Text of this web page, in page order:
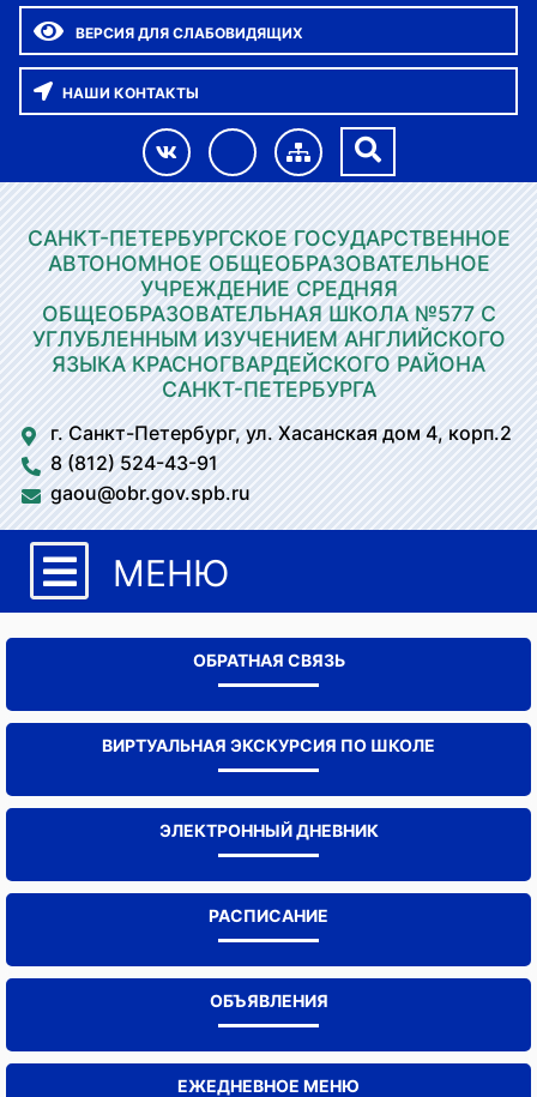
ВЕРСИЯ ДЛЯ СЛАБОВИДЯЩИХ
НАШИ КОНТАКТЫ
САНКТ-ПЕТЕРБУРГСКОЕ ГОСУДАРСТВЕННОЕ
АВТОНОМНОЕ ОБЩЕОБРАЗОВАТЕЛЬНОЕ
УЧРЕЖДЕНИЕ СРЕДНЯЯ
ОБЩЕОБРАЗОВАТЕЛЬНАЯ ШКОЛА №577 С
УГЛУБЛЕННЫМ ИЗУЧЕНИЕМ АНГЛИЙСКОГО
ЯЗЫКА КРАСНОГВАРДЕЙСКОГО РАЙОНА
САНКТ-ПЕТЕРБУРГА
г. Санкт-Петербург, ул. Хасанская дом 4, корп.2
8 (812) 524-43-91
gaou@obr.gov.spb.ru
МЕНЮ
ОБРАТНАЯ СВЯЗЬ
ВИРТУАЛЬНАЯ ЭКСКУРСИЯ ПО ШКОЛЕ
ЭЛЕКТРОННЫЙ ДНЕВНИК
РАСПИСАНИЕ
ОБЪЯВЛЕНИЯ
ЕЖЕДНЕВНОЕ МЕНЮ